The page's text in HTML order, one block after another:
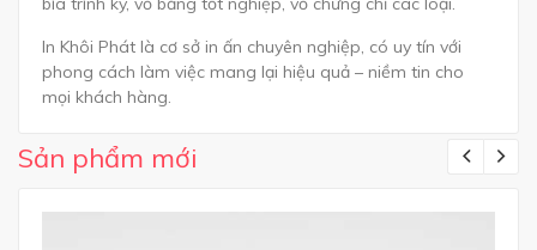
In Khôi Phát là cơ sở in ấn chuyên nghiệp, có uy tín với
phong cách làm việc mang lại hiệu quả – niềm tin cho
mọi khách hàng.
Sản phẩm mới